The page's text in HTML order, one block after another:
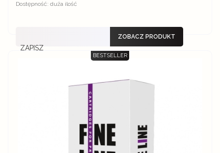
Dostępność: duża ilość
ZAPISZ
ZOBACZ PRODUKT
BESTSELLER